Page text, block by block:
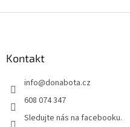
Kontakt
info@donabota.cz
608 074 347
Sledujte nás na facebooku.